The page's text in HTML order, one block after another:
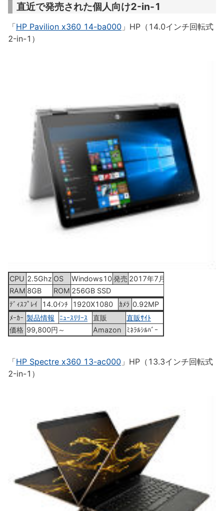
直近で発売された個人向け2-in-1
「HP Pavilion x360 14-ba000 」HP（14.0インチ回転式
2-in-1）
CPU 2.5Ghz OS Windows10発売 2017年7月13日
RAM 8GB ROM 256GB SSD
ﾃﾞｨｽﾌﾟﾚｲ
14.0ｲﾝﾁ 1920X1080 ｶﾒﾗ 0.92MP
ﾒｰｶｰ 製品情報 ﾆｭｰｽﾘﾘｰｽ 直販
直販ｻｲﾄ
価格 99,800円～ Amazon ﾐﾈﾗﾙｼﾙﾊﾞｰ
「HP Spectre x360 13-ac000 」HP（13.3インチ回転式
2-in-1）